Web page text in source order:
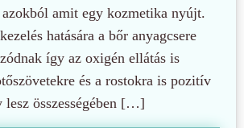
azokból amit egy kozmetika nyújt.
hatására a bőr anyagcsere
így az oxigén ellátás is
és a rostokra is pozitív
összességében […]